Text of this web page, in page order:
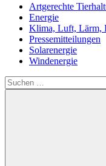
Artgerechte
Energie
Klima, Luft, Lärm,
Pressemitteilungen
Solarenergie
Windenergie
Suchen
nach: